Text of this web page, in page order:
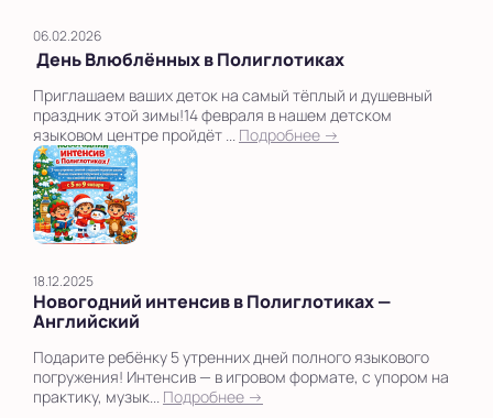
06.02.2026
День Влюблённых в Полиглотиках
Приглашаем ваших деток на самый тёплый и душевный
праздник этой зимы!14 февраля в нашем детском
языковом центре пройдёт ... Подробнее →
18.12.2025
Новогодний интенсив в Полиглотиках —
Английский
Подарите ребёнку 5 утренних дней полного языкового
погружения! Интенсив — в игровом формате, с упором на
практику, музык... Подробнее →